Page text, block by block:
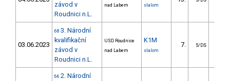
závod v
Roudnici n.L.
nad Labem
slalom
03.06.2023
68 3. Národní
kvalifikační
závod v
Roudnici n.L.
USD Roudnice
nad Labem
K1M
slalom
7. 5/DS
66 2. Národní